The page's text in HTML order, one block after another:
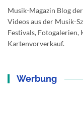
Musik-Magazin Blog
Videos aus der Musik-
Festivals, Fotogalerien,
Kartenvorverkauf.
Werbung